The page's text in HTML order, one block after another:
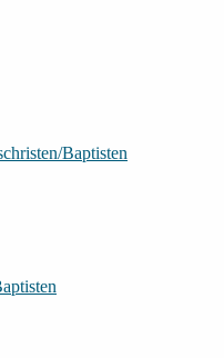
Baptisten